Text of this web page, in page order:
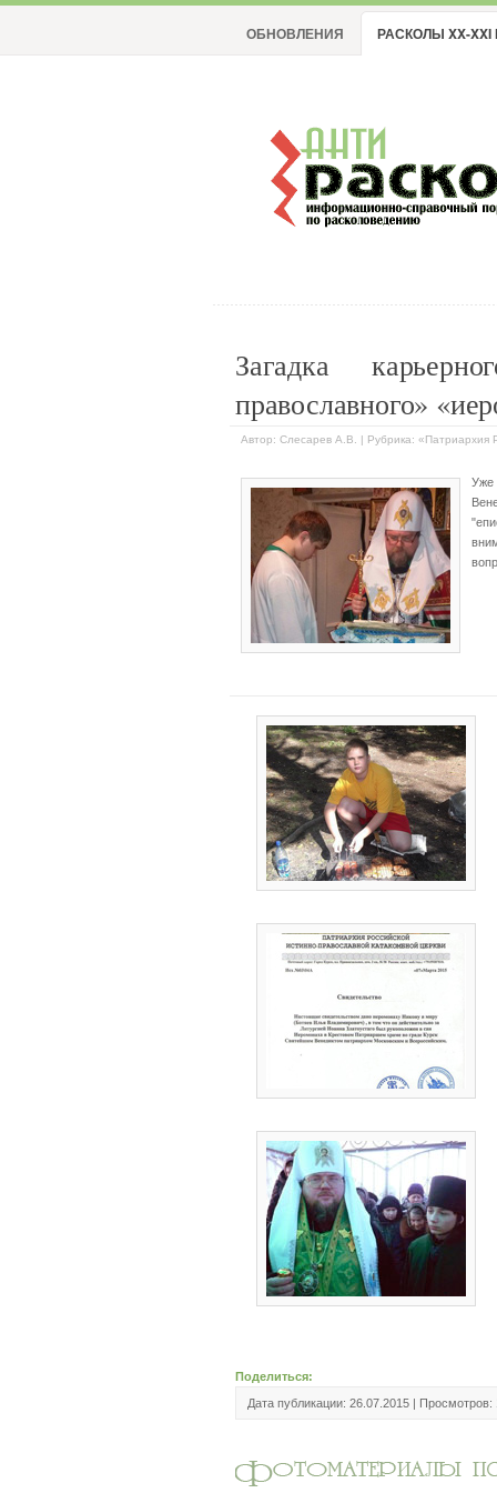
ОБНОВЛЕНИЯ РАСКОЛЫ XX-XXI
Загадка
православного»
Автор: Слесарев А.В. | Рубрика: «Патриархия
Уже
Поделиться:
Дата публикации: 26.07.2015 | Просмотров: